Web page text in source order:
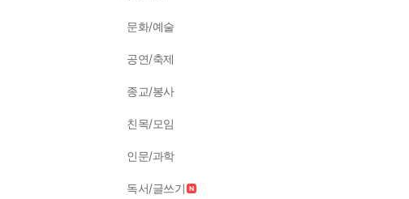
문화/예술
공연/축제
종교/봉사
친목/모임
인문/과학
독서/글쓰기